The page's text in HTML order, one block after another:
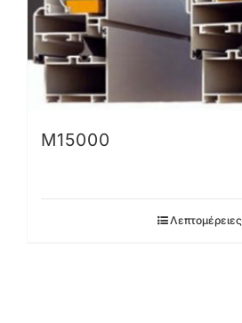
Μ15000
Λεπτομέρειες